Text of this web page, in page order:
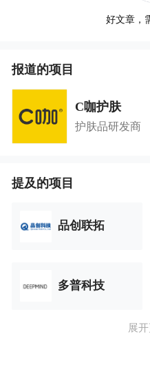
好文章，
报道的项目
C咖护肤
护肤品研发商
提及的项目
品创联拓
多普科技
展